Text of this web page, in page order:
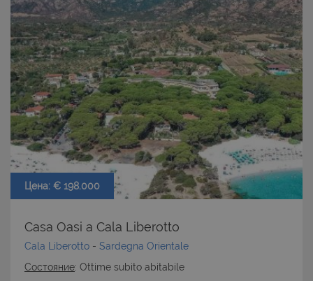
Цена: € 198.000
Casa Oasi a Cala Liberotto
Cala Liberotto - Sardegna Orientale
Состояние: Ottime subito abitabile